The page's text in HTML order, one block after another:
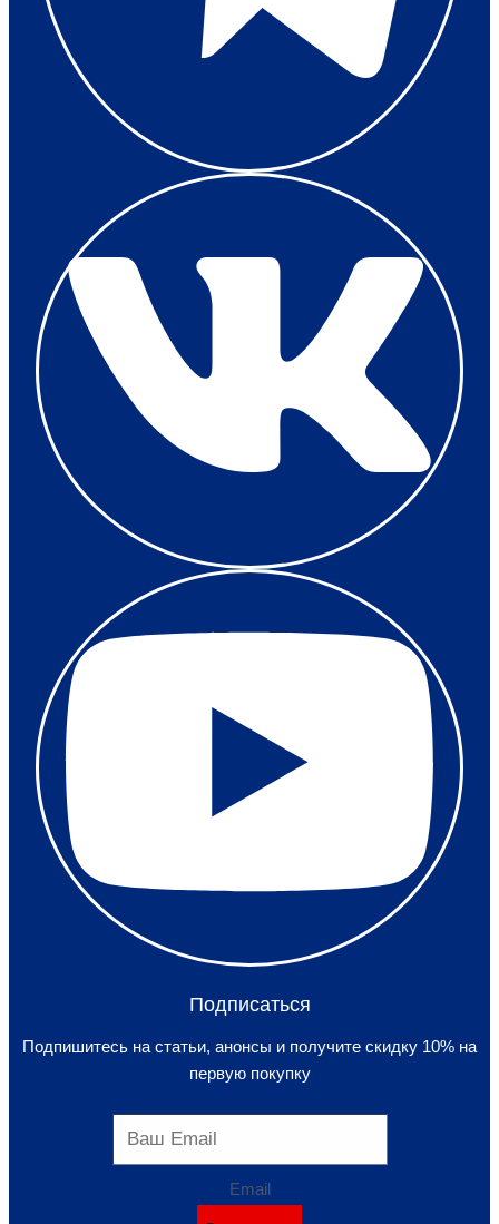
Подписаться
Подпишитесь на статьи, анонсы и получите скидку 10% на
первую покупку
Email